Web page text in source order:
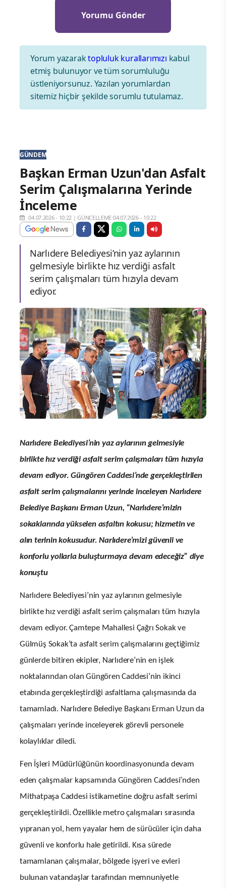
Yorum yazaraktopluluk kurallarımızı kabul
etmiş bulunuyor ve tüm sorumluluğu
üstleniyorsunuz. Yazılan yorumlardan
sitemiz hiçbir şekilde sorumlu tutulamaz.
GÜNDEM
Başkan Erman Uzun'dan Asfalt
Serim Çalışmalarına Yerinde
İnceleme
04.07.2026 - 10:22 |GÜNCELLEME:04.07.2026 - 10:22
Narlıdere Belediyesi’nin yaz aylarının
gelmesiyle birlikte hız verdiği asfalt
serim çalışmaları tüm hızıyla devam
ediyor.
Narlıdere Belediyesi’nin yaz aylarının gelmesiyle
birlikte hız verdiği asfalt serim çalışmaları tüm hızıyla
devam ediyor. Güngören Caddesi’nde gerçekleştirilen
asfalt serim çalışmalarını yerinde inceleyen Narlıdere
Belediye Başkanı Erman Uzun, “Narlıdere’mizin
sokaklarında yükselen asfaltın kokusu; hizmetin ve
alın terinin kokusudur. Narlıdere’mizi güvenli ve
konforlu yollarla buluşturmaya devam edeceğiz” diye
konuştu
Narlıdere Belediyesi’nin yaz aylarının gelmesiyle
birlikte hız verdiği asfalt serim çalışmaları tüm hızıyla
devam ediyor. Çamtepe Mahallesi Çağrı Sokak ve
Gülmüş Sokak’ta asfalt serim çalışmalarını geçtiğimiz
günlerde bitiren ekipler, Narlıdere’nin en işlek
noktalarından olan Güngören Caddesi’nin ikinci
etabında gerçekleştirdiği asfaltlama çalışmasında da
tamamladı. Narlıdere Belediye Başkanı Erman Uzun da
çalışmaları yerinde inceleyerek görevli personele
kolaylıklar diledi.
Fen İşleri Müdürlüğünün koordinasyonunda devam
eden çalışmalar kapsamında Güngören Caddesi’nden
Mithatpaşa Caddesi istikametine doğru asfalt serimi
gerçekleştirildi. Özellikle metro çalışmaları sırasında
yıpranan yol, hem yayalar hem de sürücüler için daha
güvenli ve konforlu hale getirildi. Kısa sürede
tamamlanan çalışmalar, bölgede işyeri ve evleri
bulunan vatandaşlar tarafından memnuniyetle